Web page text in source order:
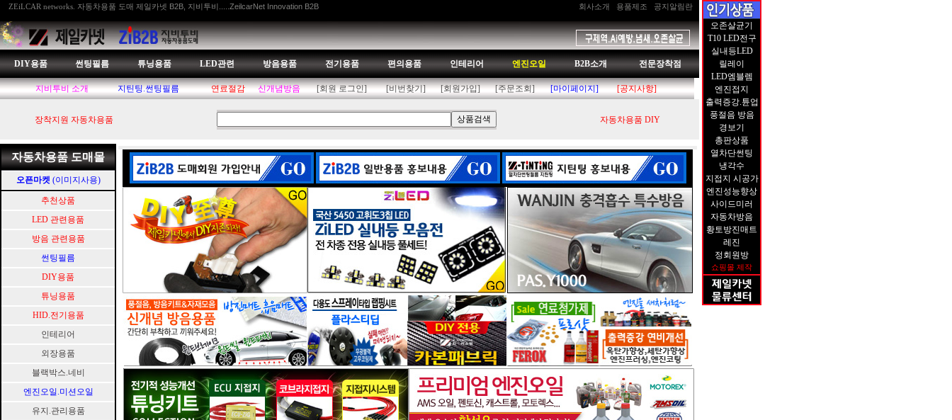
ZEiLCAR networks. 자동차용품 도매 제일카넷 B2B, 지비투비.....ZeilcarNet Innovation B2B 회사소개 용품제조 공지알림란
DIY용품 썬팅필름 튜닝용품 LED관련 방음용품 전기용품 편의용품 인테리어 엔진오일 B2B소개 전문장착점
지비투비 소개 지틴팅.썬팅필름 연료절감 신개념방음 [회원 로그인] [비번찾기] [회원가입] [주문조회] [마이페이지] [공지사항]
장착지원 자동차용품 자동차용품 DIY
자동차용품 도매몰
오픈마켓 (이미지사용)
추천상품
LED 관련용품
방음 관련용품
썬팅필름
DIY용품
튜닝용품
HID.전기용품
인테리어
외장용품
블랙박스.네비
엔진오일.미션오일
유지.관리용품
오존살균기
T10 LED전구
실내등LED
릴레이
LED엠블렘
엔진접지
출력증강.튠업
풍절음 방음
경보기
총판상품
열차단썬팅
냉각수
지접지 시공가
엔진성능향상
사이드미러
자동차방음
황토방진매트
레진
정회원방
쇼핑몰 제작